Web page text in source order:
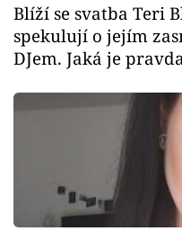
Blíží se svatba Teri
spekulují o jejím
DJem. Jaká je